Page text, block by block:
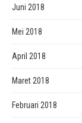
Juni 2018
Mei 2018
April 2018
Maret 2018
Februari 2018